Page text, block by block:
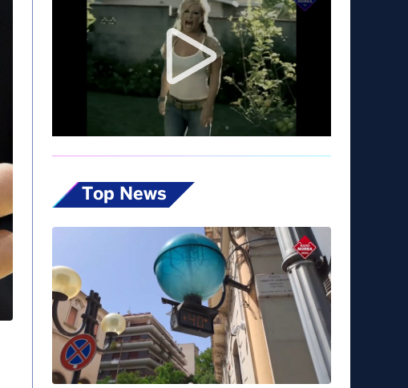
Top News